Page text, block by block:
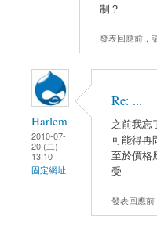
制？
發表回應前，
Harlem
2010-07-
20 (二)
13:10
固定網址
Re: ...
之前我忘
可能得再
至於價格
受
發表回應